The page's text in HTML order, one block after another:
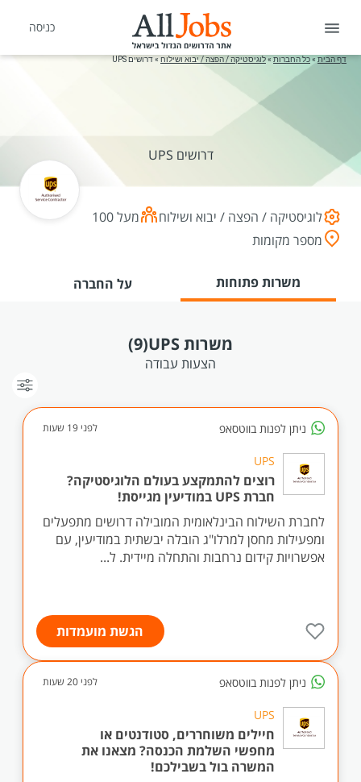
כניסה
דף הבית »כל החברות »לוגיסטיקה / הפצה / יבוא ושילוח»דרושים UPS
דרושים UPS
לוגיסטיקה / הפצה / יבוא ושילוח
מעל 100
מספר מקומות
משרות פתוחות על החברה
משרות UPS (9)
הצעות עבודה
ניתן לפנות בווטסאפ לפני 19 שעות
UPS
רוצים להתמקצע בעולם הלוגיסטיקה?
חברת UPS במודיעין מגייסת!
לחברת השילוח הבינלאומית המובילה דרושים מתפעלים
ומפעילות מחסן למרלו"ג הובלה יבשתית במודיעין, עם
אפשרויות קידום נרחבות והתחלה מיידית. ל...
הגשת מועמדות
ניתן לפנות בווטסאפ לפני 20 שעות
UPS
חיילים משוחררים, סטודנטים או
מחפשי השלמת הכנסה? מצאנו את
המשרה בול בשבילכם!